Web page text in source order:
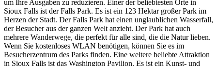
um Ihre Ausgaben zu reduzieren. Einer der beliebtesten Orte in
Sioux Falls ist der Falls Park. Es ist ein 123 Hektar großer Park im
Herzen der Stadt. Der Falls Park hat einen unglaublichen Wasserfall,
der Besucher aus der ganzen Welt anzieht. Der Park hat auch
mehrere Wanderwege, die perfekt für alle sind, die die Natur lieben.
Wenn Sie kostenloses WLAN benötigen, können Sie es im
Besucherzentrum des Parks finden. Eine weitere beliebte Attraktion
in Sioux Falls ist das Washington Pavilion. Es ist ein Kunst- und